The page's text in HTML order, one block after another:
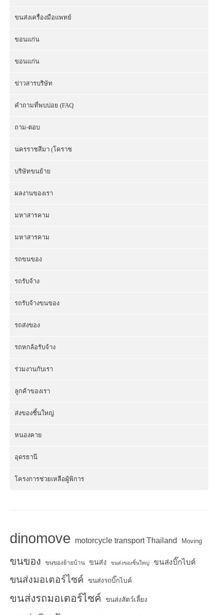
ขนส่งเครื่องมือแพทย์
ขอนแก่น
ขอนแก่น
ข่าวสารบริษัท
คำถามที่พบบ่อย (FAQ
ถาม-ตอบ
นครราชสีมา (โคราช
บริษัทขนย้าย
ผลงานของเรา
มหาสารคาม
มหาสารคาม
รถขนของ
รถรับจ้าง
รถรับจ้างขนของ
รถส่งของ
รถหกล้อรับจ้าง
ร่วมงานกับเรา
ลูกค้าของเรา
ส่งของชิ้นใหญ่
หนองคาย
อุดรธานี
โครงการช่วยเหลือผู้พิการ
dinomove motorcycle transport Thailand Moving
ขนของ ขนของย้ายบ้าน ขนส่ง ขนส่งของชิ้นใหญ่ ขนส่งบิ๊กไบค์
ขนส่งมอเตอร์ไซค์ ขนส่งรถบิ๊กไบค์
ขนส่งรถมอเตอร์ไซค์ ขนส่งสัตว์เลี้ยง